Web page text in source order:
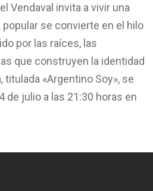
Vendaval invita a vivir una
se convierte en el hilo
por las raíces, las
que construyen la identidad
titulada «Argentino Soy», se
de julio a las 21:30 horas en